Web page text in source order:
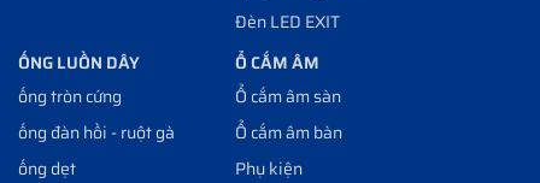
Đèn LED EXIT
ỐNG LUỒN DÂY
ống tròn cứng
ống đàn hồi - ruột gà
ống dẹt
Ổ CẮM ÂM
Ổ cắm âm sàn
Ổ cắm âm bàn
Phụ kiện